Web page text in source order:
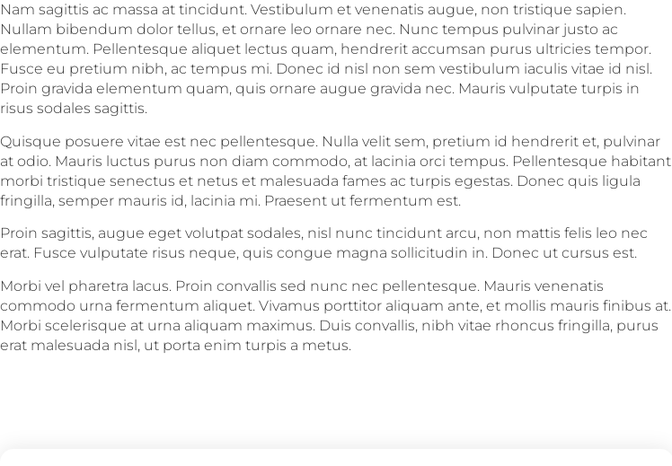
Nam sagittis ac massa at tincidunt. Vestibulum et venenatis augue, non tristique sapien.
Nullam bibendum dolor tellus, et ornare leo ornare nec. Nunc tempus pulvinar justo ac
elementum. Pellentesque aliquet lectus quam, hendrerit accumsan purus ultricies tempor.
Fusce eu pretium nibh, ac tempus mi. Donec id nisl non sem vestibulum iaculis vitae id nisl.
Proin gravida elementum quam, quis ornare augue gravida nec. Mauris vulputate turpis in
risus sodales sagittis.
Quisque posuere vitae est nec pellentesque. Nulla velit sem, pretium id hendrerit et, pulvinar
at odio. Mauris luctus purus non diam commodo, at lacinia orci tempus. Pellentesque habitant
morbi tristique senectus et netus et malesuada fames ac turpis egestas. Donec quis ligula
fringilla, semper mauris id, lacinia mi. Praesent ut fermentum est.
Proin sagittis, augue eget volutpat sodales, nisl nunc tincidunt arcu, non mattis felis leo nec
erat. Fusce vulputate risus neque, quis congue magna sollicitudin in. Donec ut cursus est.
Morbi vel pharetra lacus. Proin convallis sed nunc nec pellentesque. Mauris venenatis
commodo urna fermentum aliquet. Vivamus porttitor aliquam ante, et mollis mauris finibus at.
Morbi scelerisque at urna aliquam maximus. Duis convallis, nibh vitae rhoncus fringilla, purus
erat malesuada nisl, ut porta enim turpis a metus.